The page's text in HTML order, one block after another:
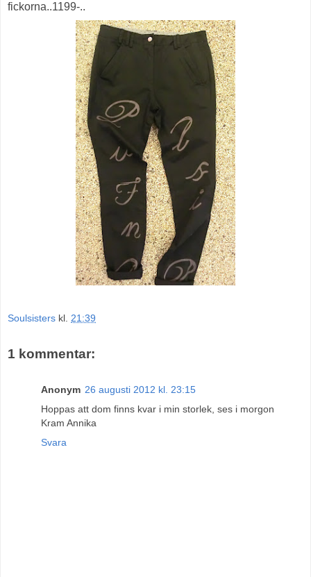
fickorna..1199-..
Soulsisters kl. 21:39
1 kommentar:
Anonym 26 augusti 2012 kl. 23:15
Hoppas att dom finns kvar i min storlek, ses i morgon
Kram Annika
Svara